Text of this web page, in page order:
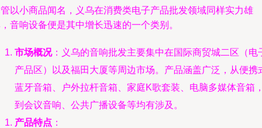
以小商品闻名，义乌在消费类电子产品批发领域同样实力雄
音响设备便是其中增长迅速的一个类别。
市场概况：义乌的音响批发主要集中在国际商贸城二区（电
产品区）以及福田大厦等周边市场。产品涵盖广泛，从便携
蓝牙音箱、户外拉杆音箱、家庭K歌套装、电脑多媒体音箱
到会议音响、公共广播设备等均有涉及。
产品特点 ：